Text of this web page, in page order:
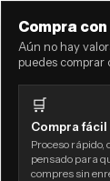
Compra
Aún no hay
puedes comprar
🛒
Compra fácil
Proceso rápido,
pensado para
compres sin